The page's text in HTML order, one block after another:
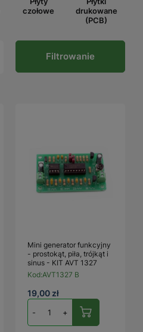
czołowe
drukowane
(PCB)
Filtrowanie
Mini generator funkcyjny
- prostokąt, piła, trójkąt i
sinus - KIT AVT 1327
Kod:AVT1327 B
19,00 zł
- +